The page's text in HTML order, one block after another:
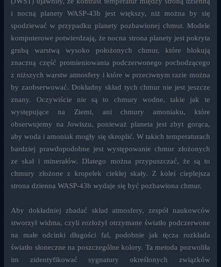
i nocną planety WASP-43b jest większy, niż można by się
spodziewać w przypadku planety pozbawionej chmur. Modele
komputerowe potwierdzają, że nocna strona planety jest pokryta
grubą warstwą wysoko położonych chmur, które blokują
znaczną część promieniowania podczerwonego pochodzącego
z niższych warstw atmosfery i które w przeciwnym razie można
by zaobserwować. Dokładny skład tych chmur nie jest jeszcze
znany. Oczywiście nie są to chmury wodne, takie jak te
występujące na Ziemi, ani chmury amoniaku, które
obserwujemy na Jowiszu, ponieważ planeta jest zbyt gorąca,
aby woda i amoniak mogły się skroplić. W takich temperaturach
bardziej prawdopodobne jest występowanie chmur złożonych
ze skał i minerałów. Dlatego można przypuszczać, że są to
chmury złożone z kropelek ciekłej skały. Z kolei cieplejsza
strona dzienna WASP-43b wydaje się być pozbawiona chmur.
Aby dokładniej zbadać skład atmosfery, zespół naukowców
stworzył widma, czyli rozłożył otrzymane światło podczerwone
na małe odcinki długości fal, podobnie jak tęcza rozkłada
światło słoneczne na poszczególne kolory. Ta metoda pozwoliła
im zidentyfikować sygnatury określonych związków